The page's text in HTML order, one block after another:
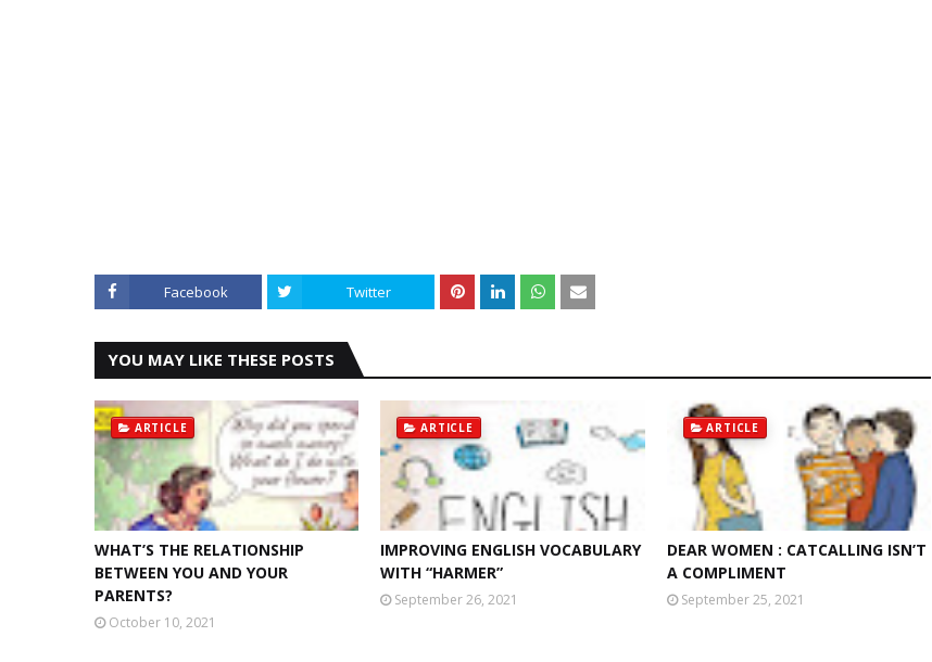
Facebook Twitter
YOU MAY LIKE THESE POSTS
ARTICLE
WHAT’S THE RELATIONSHIP
BETWEEN YOU AND YOUR
PARENTS?
October 10, 2021
ARTICLE
IMPROVING ENGLISH VOCABULARY
WITH “HARMER”
September 26, 2021
ARTICLE
DEAR WOMEN : CATCALLING ISN’T
A COMPLIMENT
September 25, 2021